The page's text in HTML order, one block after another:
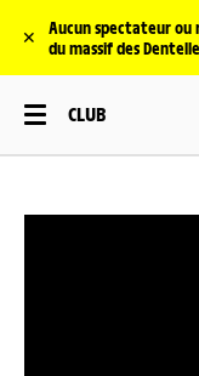
✕
Aucun spectateur
du massif des
CLUB